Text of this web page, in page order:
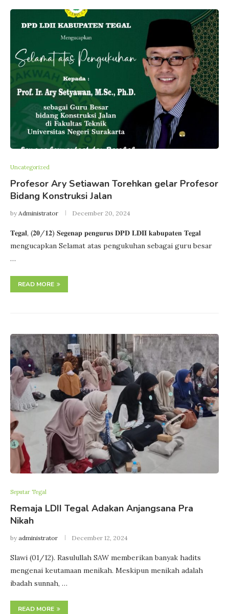
Uncategorized
Profesor Ary Setiawan Torehkan gelar Profesor
Bidang Konstruksi Jalan
by Administrator December 20, 2024
𝐓𝐞𝐠𝐚𝐥, (𝟐𝟎/𝟏𝟐) 𝐒𝐞𝐠𝐞𝐧𝐚𝐩 𝐩𝐞𝐧𝐠𝐮𝐫𝐮𝐬 𝐃𝐏𝐃 𝐋𝐃𝐈𝐈 𝐤𝐚𝐛𝐮𝐩𝐚𝐭𝐞𝐧 𝐓𝐞𝐠𝐚𝐥
mengucapkan Selamat atas pengukuhan sebagai guru besar
…
READ MORE
Seputar Tegal
Remaja LDII Tegal Adakan Anjangsana Pra
Nikah
by administrator December 12, 2024
Slawi (01/12). Rasulullah SAW memberikan banyak hadits
mengenai keutamaan menikah. Meskipun menikah adalah
ibadah sunnah, …
READ MORE